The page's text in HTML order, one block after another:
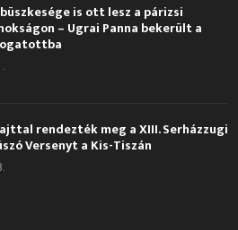
is ott lesz a párizsi
– Ugrai Panna bekerült a
rendezték meg a XIII. Serházzugi
Versenyt a Kis-Tiszán